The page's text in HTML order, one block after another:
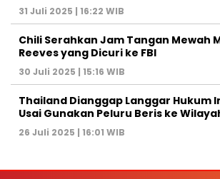
31 Juli 2025 | 16:22 WIB
Chili Serahkan Jam Tangan Mewah
Reeves yang Dicuri ke FBI
30 Juli 2025 | 15:16 WIB
Thailand Dianggap Langgar Hukum
Usai Gunakan Peluru Beris ke
26 Juli 2025 | 16:01 WIB